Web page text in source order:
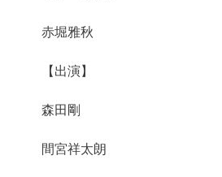
赤堀雅秋
【出演】
森田剛
間宮祥太朗